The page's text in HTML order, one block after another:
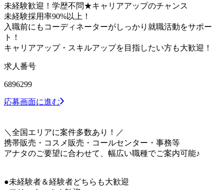
未経験歓迎！学歴不問★キャリアアップのチャンス
未経験採用率90%以上！
入職前にもコーディネーターがしっかり就職活動をサポー
ト！
キャリアアップ・スキルアップを目指したい方も大歓迎！
求人番号
6896299
応募画面に進む
＼全国エリアに案件多数あり！／
携帯販売・コスメ販売・コールセンター・事務等
アナタのご要望に合わせて、幅広い職種でご案内可能♪
●未経験者＆経験者どちらも大歓迎